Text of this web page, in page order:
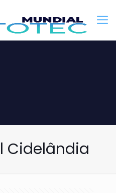
Cidelândia